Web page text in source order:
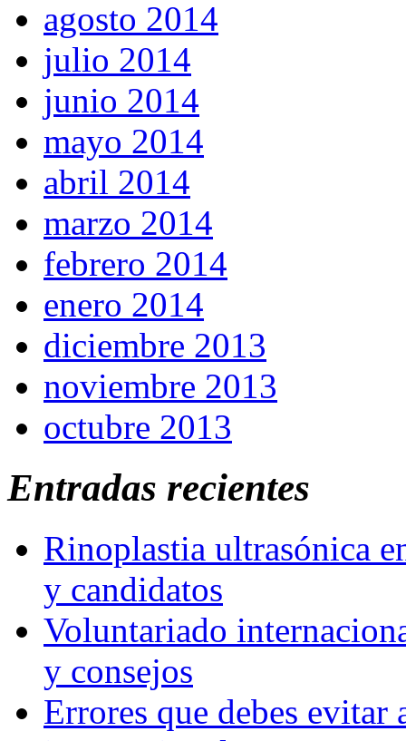
agosto 2014
julio 2014
junio 2014
mayo 2014
abril 2014
marzo 2014
febrero 2014
enero 2014
diciembre 2013
noviembre 2013
octubre 2013
Entradas recientes
Rinoplastia ultrasónica
y candidatos
Voluntariado
y consejos
Errores que debes